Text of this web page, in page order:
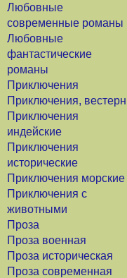
Любовные
современные романы
Любовные
фантастические
романы
Приключения
Приключения, вестерн
Приключения
индейские
Приключения
исторические
Приключения морские
Приключения с
животными
Проза
Проза военная
Проза историческая
Проза современная